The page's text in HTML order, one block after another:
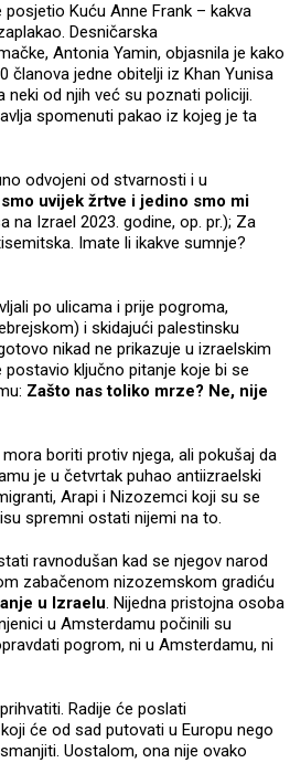
Kuću Anne Frank – kakva
Desničarska
Antonia Yamin, objasnila je kako
članova jedne obitelji iz Khan Yunisa
neki od njih već su poznati policiji.
spomenuti pakao iz kojeg je ta
odvojeni od stvarnosti i u
uvijek žrtve i jedino smo mi
na Izrael 2023. godine, op. pr.); Za
Imate li ikakve sumnje?
po ulicama i prije pogroma,
i skidajući palestinsku
nikad ne prikazuje u izraelskim
postavio ključno pitanje koje bi se
Zašto nas toliko mrze? Ne, nije
boriti protiv njega, ali pokušaj da
je u četvrtak puhao antiizraelski
Arapi i Nizozemci koji su se
spremni ostati nijemi na to.
ravnodušan kad se njegov narod
zabačenom nizozemskom gradiću
u Izraelu. Nijedna pristojna osoba
u Amsterdamu počinili su
pogrom, ni u Amsterdamu, ni
Radije će poslati
će od sad putovati u Europu nego
Uostalom, ona nije ovako